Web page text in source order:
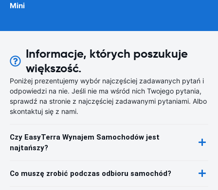
Mini
Informacje, których poszukuje
większość.
Poniżej prezentujemy wybór najczęściej zadawanych pytań i
odpowiedzi na nie. Jeśli nie ma wśród nich Twojego pytania,
sprawdź na stronie z najczęściej zadawanymi pytaniami. Albo
skontaktuj się z nami.
Czy EasyTerra Wynajem Samochodów jest
najtańszy?
Co muszę zrobić podczas odbioru samochód?